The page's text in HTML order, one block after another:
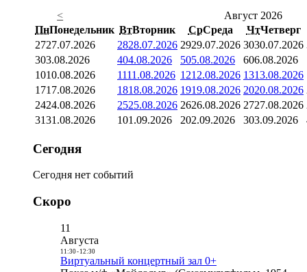
<
Август 2026
ПнПонедельник ВтВторник СрСреда ЧтЧетверг
2727.07.2026 2828.07.2026 2929.07.2026 3030.07.2026
303.08.2026 404.08.2026 505.08.2026 606.08.2026
1010.08.2026 1111.08.2026 1212.08.2026 1313.08.2026
1717.08.2026 1818.08.2026 1919.08.2026 2020.08.2026
2424.08.2026 2525.08.2026 2626.08.2026 2727.08.2026
3131.08.2026 101.09.2026 202.09.2026 303.09.2026
Сегодня
Сегодня нет событий
Скоро
11
Августа
11:30- 12:30
Виртуальный концертный зал 0+